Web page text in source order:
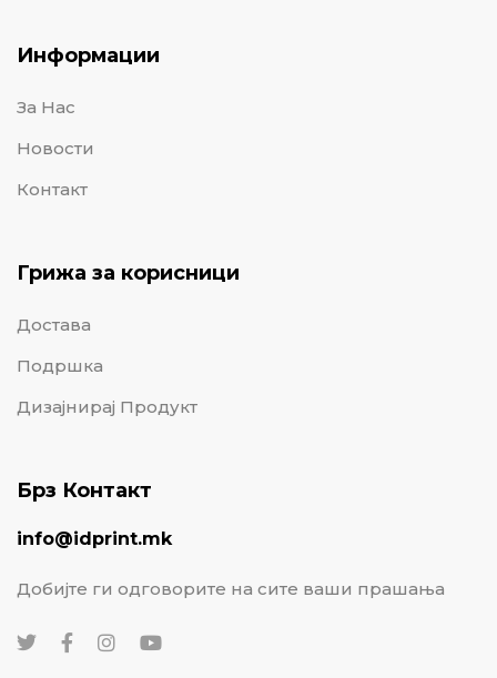
Информации
За Нас
Новости
Контакт
Грижа за корисници
Достава
Подршка
Дизајнирај Продукт
Брз Контакт
info@idprint.mk
Добијте ги одговорите на сите ваши прашања